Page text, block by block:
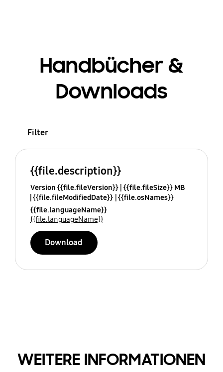
Handbücher &
Downloads
Filter
{{file.description}}
Version {{file.fileVersion}} {{file.fileSize}} MB
{{file.fileModifiedDate}} {{file.osNames}}
{{file.languageName}}
{{file.languageName}}
Download
WEITERE INFORMATIONEN